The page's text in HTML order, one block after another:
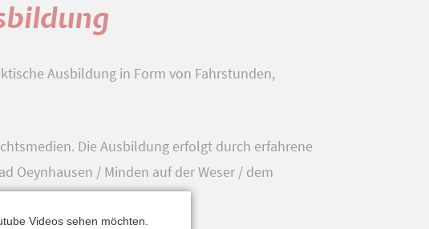
Ausbildung in Form von Fahrstunden,
Die Ausbildung erfolgt durch erfahrene
Oeynhausen / Minden auf der Weser / dem
Videos sehen möchten.